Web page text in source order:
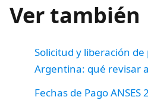
Ver también
Solicitud y liberación
Argentina: qué revisar
Fechas de Pago